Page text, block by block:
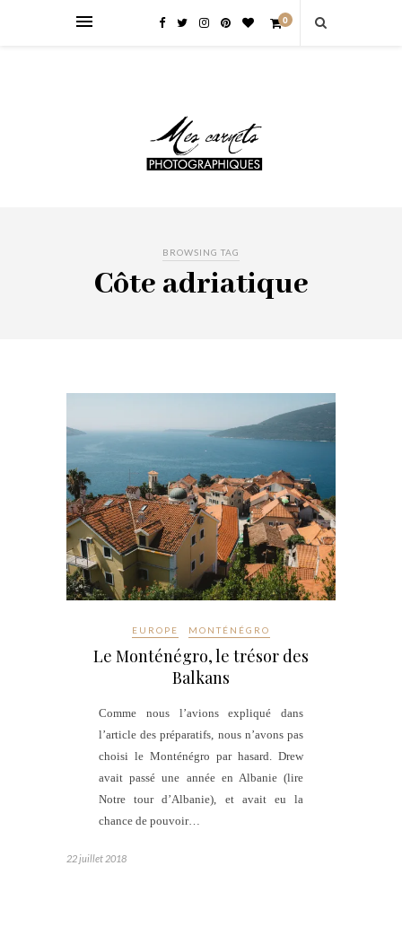
0
BROWSING TAG
Côte adriatique
EUROPE MONTÉNÉGRO
Le Monténégro, le trésor des
Balkans
Comme nous l’avions expliqué dans
l’article des préparatifs, nous n’avons pas
choisi le Monténégro par hasard. Drew
avait passé une année en Albanie (lire
Notre tour d’Albanie), et avait eu la
chance de pouvoir…
22 juillet 2018